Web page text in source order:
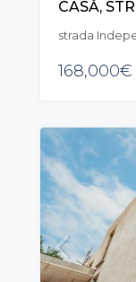
strada
168,000€